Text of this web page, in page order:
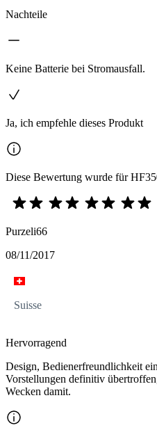
Nachteile
Keine Batterie bei Stromausfall.
Ja, ich empfehle dieses Produkt
Diese Bewertung wurde für
Purzeli66
08/11/2017
Suisse
Hervorragend
Design, Bedienerfreundlichkeit
Vorstellungen definitiv
Wecken damit.